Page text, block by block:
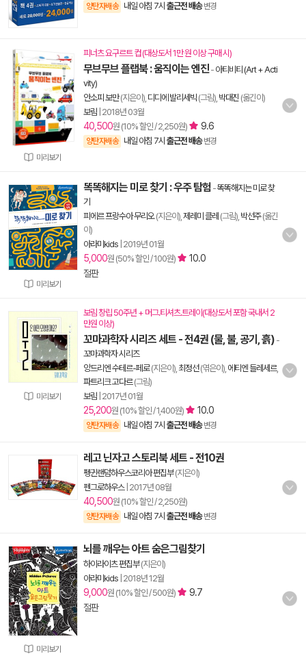
양탄자배송 내일 아침 7시 출근전 배송 변경
미리보기
피너츠 요구르트 컵 (대상도서 1만 원 이상 구매 시)
무브무브 플랩북 : 움직이는 엔진- 아티비티 (Art + Acti
vity)
안소피 보만(지은이), 디디에 발리세빅 (그림), 박대진 (옮긴이)
보림 2018년 03월
40,500원 (10% 할인 / 2,250원) 9.6
양탄자배송 내일 아침 7시 출근전 배송 변경
미리보기
똑똑해지는 미로 찾기 : 우주 탐험 -똑똑해지는 미로 찾
기
피에르 프랑수아 무리오(지은이), 제레미 클레 (그림), 박선주(옮긴
이)
아라미kids 2019년 01월
5,000원 (50% 할인 / 100원)
10.0
절판
미리보기
보림 창립 50주년 + 머그.티셔츠.트레이(대상도서 포함 국내서 2
만원 이상)
꼬마과학자 시리즈 세트 - 전4권 (물, 불, 공기, 흙) -
꼬마과학자 시리즈
앙드리엔 수테르-페로(지은이), 최정선(엮은이), 에티엔 들레세르,
파트리크 고다르(그림)
보림 2017년 01월
25,200원 (10% 할인 / 1,400원) 10.0
양탄자배송 내일 아침 7시 출근전 배송 변경
레고 닌자고 스토리북 세트 - 전10권
펭귄랜덤하우스코리아 편집부(지은이)
펜그로하우스| 2017년 08월
40,500원 (10% 할인 / 2,250원)
양탄자배송 내일 아침 7시 출근전 배송 변경
미리보기
뇌를 깨우는 아트 숨은그림찾기
하이라이츠 편집부(지은이)
아라미kids 2018년 12월
9,000원 (10% 할인 / 500원)
9.7
절판